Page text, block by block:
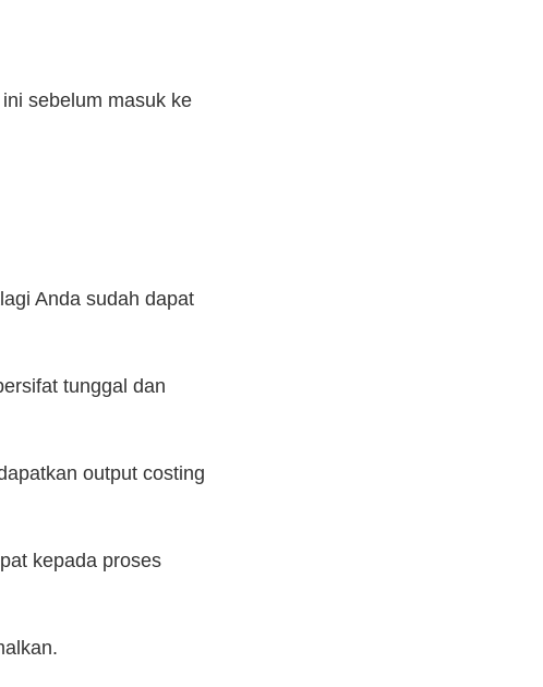
sebelum masuk ke
Anda sudah dapat
tunggal dan
output costing
kepada proses